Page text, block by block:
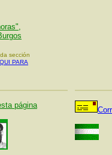
sección
PARA
página